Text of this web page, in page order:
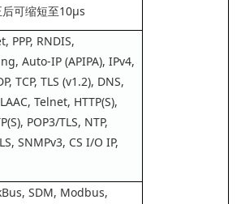
后可缩短至10μs
PPP, RNDIS,
Auto-IP (APIPA), IPv4,
TCP, TLS (v1.2), DNS,
Telnet, HTTP(S),
POP3/TLS, NTP,
SNMPv3, CS I/O IP,
SDM, Modbus,